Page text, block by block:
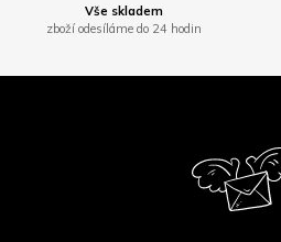
Vše skladem
zboží odesíláme do 24 hodin